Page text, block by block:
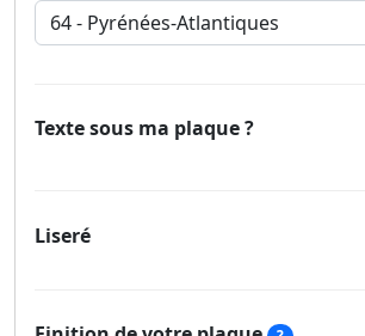
Texte sous ma plaque ?
Liseré